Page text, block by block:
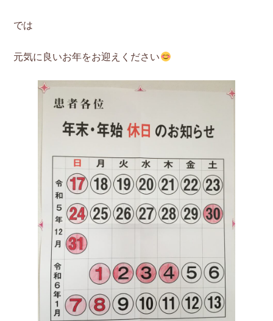
では
元気に良いお年をお迎えください